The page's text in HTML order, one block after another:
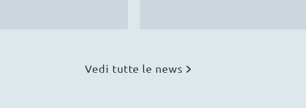
Vedi tutte le news